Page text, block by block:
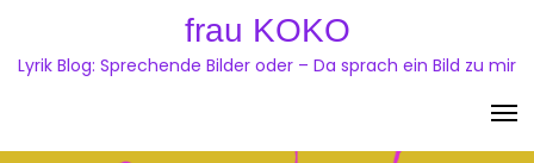
content
frau KOKO
Lyrik Blog: Sprechende Bilder oder – Da sprach ein Bild zu mir